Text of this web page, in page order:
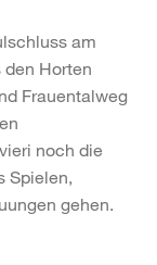
am
Horten
Frauentalweg
noch die
Spielen,
gehen.